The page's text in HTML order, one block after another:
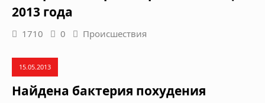
2013 года
1710 0 Происшествия
15.05.2013
Найдена бактерия похудения